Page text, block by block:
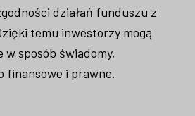
działań funduszu z
temu inwestorzy mogą
w sposób świadomy,
finansowe i prawne.